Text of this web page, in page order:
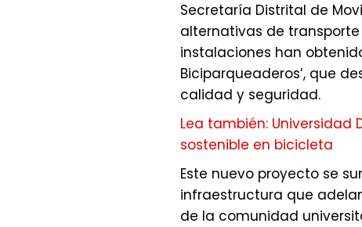
Secretaría Distrital de
alternativas de transporte
instalaciones han
Biciparqueaderos’, que
calidad y seguridad.
Lea también: Universidad
sostenible en bicicleta
Este nuevo proyecto se
infraestructura que
de la comunidad